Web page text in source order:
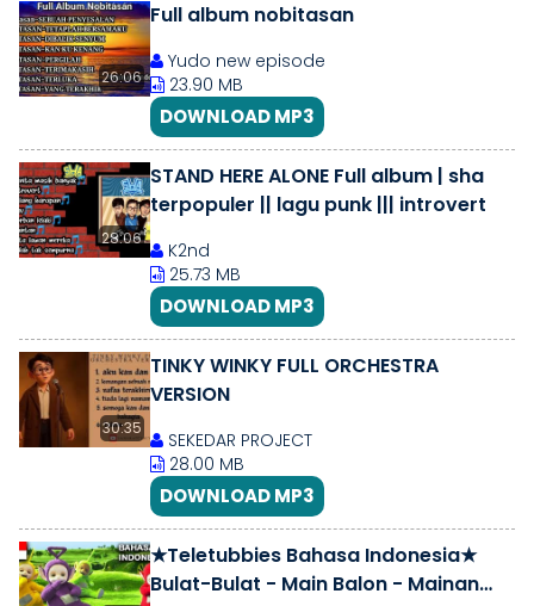
26:06
Full album nobitasan
Yudo new episode
23.90 MB
DOWNLOAD MP3
28:06
STAND HERE ALONE Full album | sha
terpopuler || lagu punk ||| introvert
K2nd
25.73 MB
DOWNLOAD MP3
30:35
TINKY WINKY FULL ORCHESTRA
VERSION
SEKEDAR PROJECT
28.00 MB
DOWNLOAD MP3
★Teletubbies Bahasa Indonesia★
Bulat-Bulat - Main Balon - Mainan